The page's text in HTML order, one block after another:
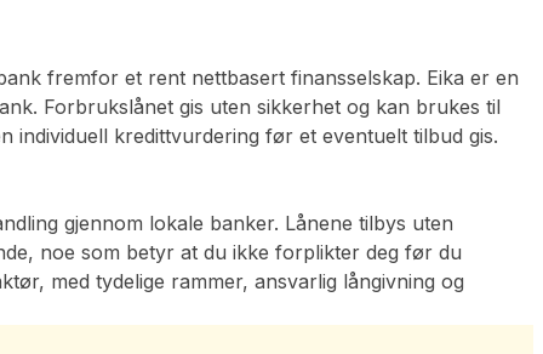
fremfor et rent nettbasert finansselskap. Eika er en
Forbrukslånet gis uten sikkerhet og kan brukes til
individuell kredittvurdering før et eventuelt tilbud gis.
gjennom lokale banker. Lånene tilbys uten
noe som betyr at du ikke forplikter deg før du
med tydelige rammer, ansvarlig långivning og